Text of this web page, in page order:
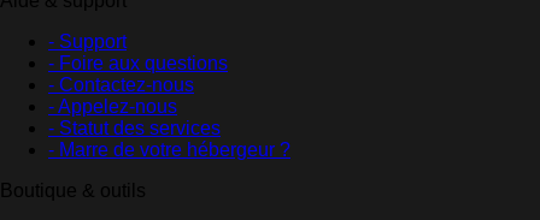
- Support
- Foire aux questions
- Contactez-nous
- Appelez-nous
- Statut des services
- Marre de votre hébergeur ?
Boutique & outils